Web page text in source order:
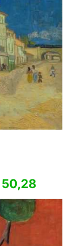
50,28